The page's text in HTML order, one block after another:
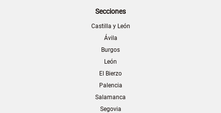
Secciones
Castilla y León
Ávila
Burgos
León
El Bierzo
Palencia
Salamanca
Segovia